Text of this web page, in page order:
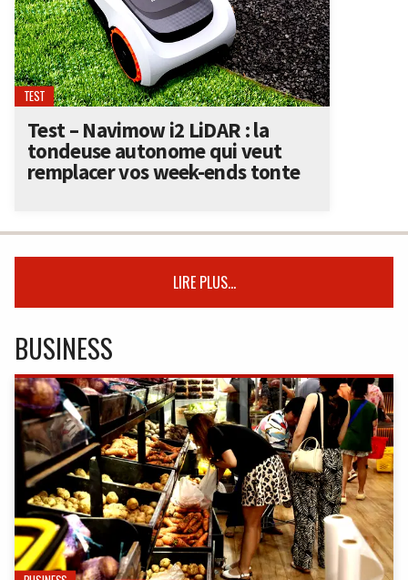
TEST
Test – Navimow i2 LiDAR : la
tondeuse autonome qui veut
remplacer vos week-ends tonte
LIRE PLUS...
BUSINESS